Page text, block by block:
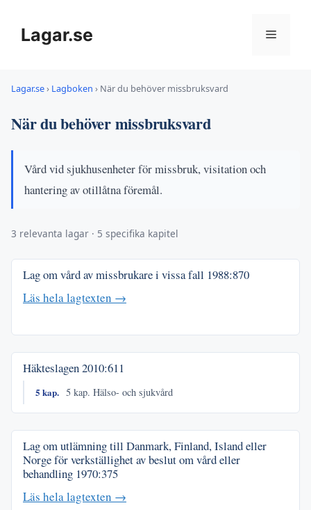
innehållLagar.se Meny
Lagar.se› Lagboken › När du behöver missbruksvard
När du behöver missbruksvard
Vård vid sjukhusenheter för missbruk, visitation och
hantering av otillåtna föremål.
3 relevanta lagar · 5 specifika kapitel
Lag om vård av missbrukare i vissa fall 1988:870
Läs hela lagtexten →
Häkteslagen2010:611
5 kap. 5 kap. Hälso- och sjukvård
Lag om utlämning till Danmark, Finland, Island eller
Norge för verkställighet av beslut om vård eller
behandling 1970:375
Läs hela lagtexten →